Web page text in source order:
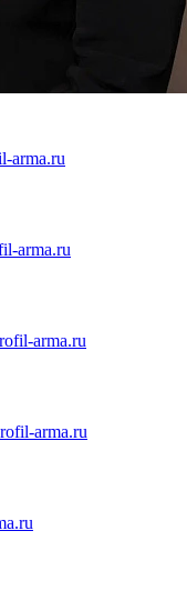
arma.ru
arma.ru
arma.ru
arma.ru